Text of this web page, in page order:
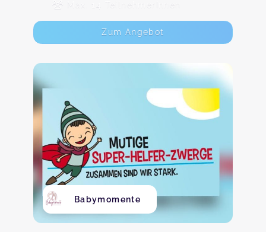
Max. 14 TeilnehmerInnen
Zum Angebot
Babymomente